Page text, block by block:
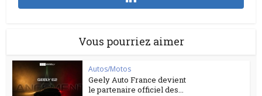
Vous pourriez aimer
Autos/Motos
Geely Auto France devient
le partenaire officiel des...